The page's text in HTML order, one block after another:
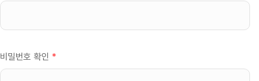
비밀번호 확인 *